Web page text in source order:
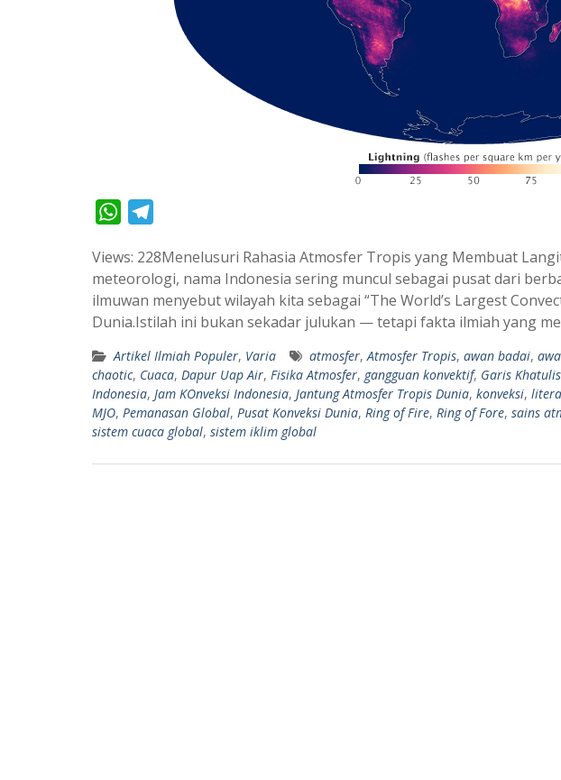
W
a
t
s
p
p
l
e
g
a
m
Views: 228Menelusuri Rahasia Atmosfer Tropis yang Membuat
meteorologi, nama Indonesia sering muncul sebagai pusat dari
ilmuwan menyebut wilayah kita sebagai “The World’s Largest
Dunia.Istilah ini bukan sekadar julukan — tetapi fakta ilmiah yang
Artikel Ilmiah Populer, Varia atmosfer,Atmosfer Tropis, awan badai,
chaotic, Cuaca, Dapur Uap Air, Fisika Atmosfer, gangguan konvektif, Garis
Indonesia, Jam KOnveksi Indonesia, Jantung Atmosfer Tropis Dunia, konveksi,
MJO, Pemanasan Global, Pusat Konveksi Dunia, Ring of Fire, Ring of Fore, sains
sistem cuaca global, sistem iklim global